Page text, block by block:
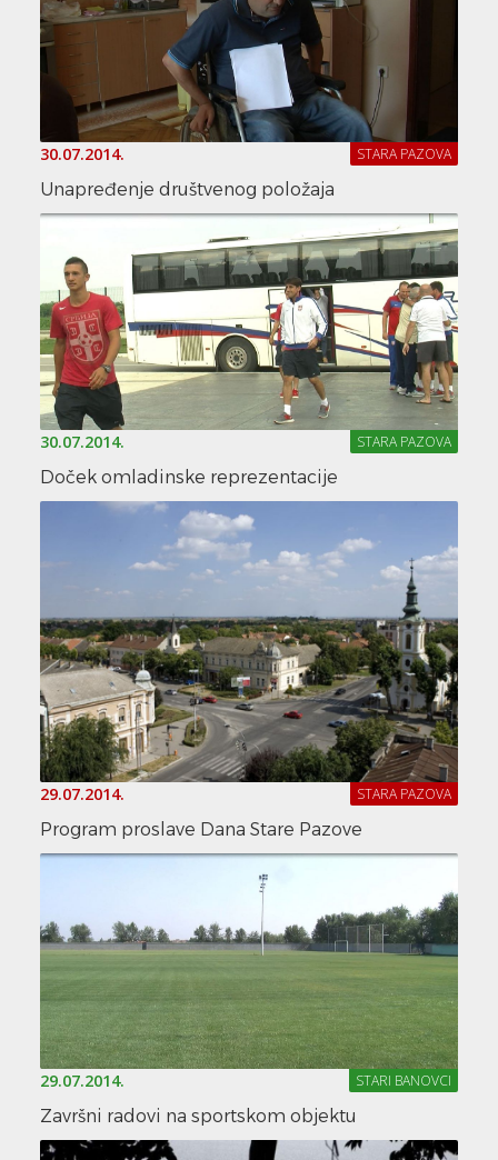
30.07.2014. STARA PAZOVA
Unapređenje društvenog položaja
30.07.2014. STARA PAZOVA
Doček omladinske reprezentacije
29.07.2014. STARA PAZOVA
Program proslave Dana Stare Pazove
29.07.2014. STARI BANOVCI
Završni radovi na sportskom objektu